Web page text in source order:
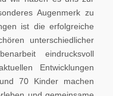
Augenmerk zu
ist die erfolgreiche
unterschiedlicher
eindrucksvoll
Entwicklungen
70 Kinder machen